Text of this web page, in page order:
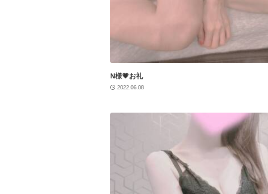
N様💗お礼
2022.06.08